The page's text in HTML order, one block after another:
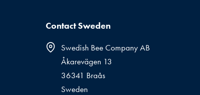
Contact Sweden
Swedish Bee Company AB
Åkarevägen 13
36341 Braås
Sweden